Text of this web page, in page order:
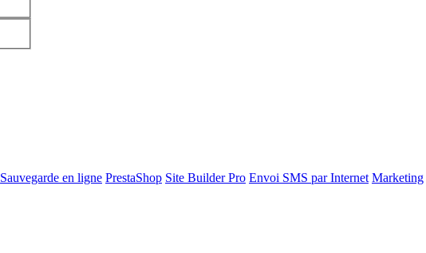
Sauvegarde en ligne PrestaShop Site Builder Pro Envoi SMS par Internet Marketing